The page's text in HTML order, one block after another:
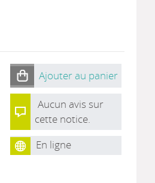
Ajouter au panier
Aucun avis sur
cette notice.
En ligne